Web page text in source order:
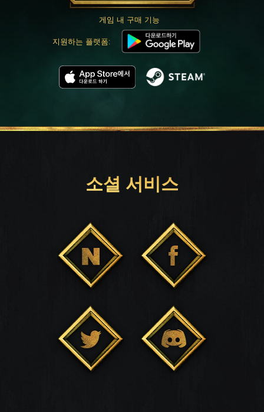
게임 내 구매 기능
지원하는 플랫폼:
소셜 서비스